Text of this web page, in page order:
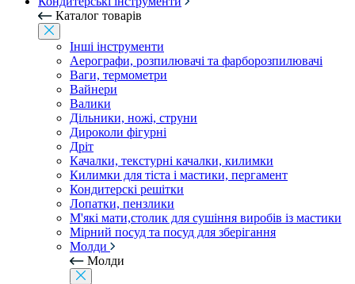
Каталог товарів
Інші інструменти
Аерографи, розпилювачі та фарборозпилювачі
Ваги, термометри
Вайнери
Валики
Дільники, ножі, струни
Дироколи фігурні
Дріт
Качалки, текстурні качалки, килимки
Килимки для тіста і мастики, пергамент
Кондитерскі решітки
Лопатки, пензлики
М'які мати,столик для сушіння виробів із мастики
Мірний посуд та посуд для зберігання
Молди
Молди